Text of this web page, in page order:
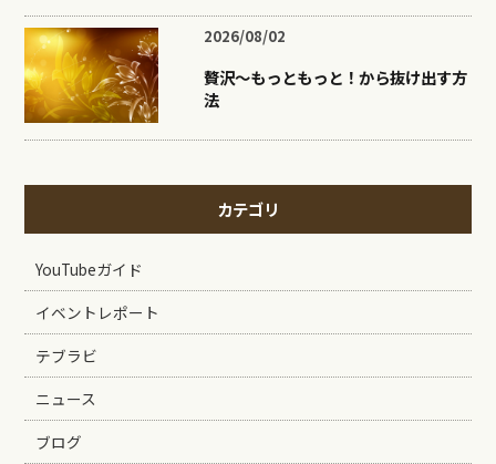
2026/08/02
贅沢〜もっともっと！から抜け出す方
法
カテゴリ
YouTubeガイド
イベントレポート
テブラビ
ニュース
ブログ